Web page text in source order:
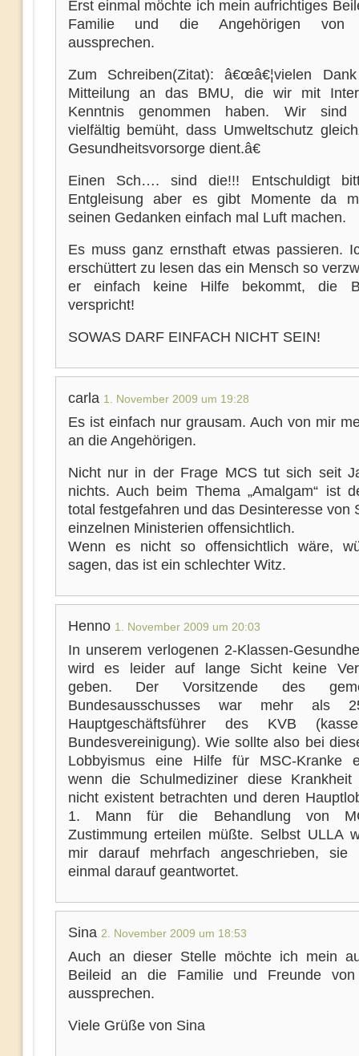
Erst einmal möchte ich mein aufrichtiges
Familie und die Angehörigen von
aussprechen.
Zum Schreiben(Zitat): â€œâ€¦vielen
Mitteilung an das BMU, die wir mit
Kenntnis genommen haben. Wir sind
vielfältig bemüht, dass Umweltschutz
Gesundheitsvorsorge dient.â€
Einen Sch…. sind die!!! Entschuldigt
Entgleisung aber es gibt Momente da
seinen Gedanken einfach mal Luft machen.
Es muss ganz ernsthaft etwas passieren.
erschüttert zu lesen das ein Mensch so
er einfach keine Hilfe bekommt, die
verspricht!
SOWAS DARF EINFACH NICHT SEIN!
carla 1. November 2009 um 19:28
Es ist einfach nur grausam. Auch von mir
an die Angehörigen.
Nicht nur in der Frage MCS tut sich seit
nichts. Auch beim Thema „Amalgam“ ist
total festgefahren und das Desinteresse von
einzelnen Ministerien offensichtlich.
Wenn es nicht so offensichtlich wäre,
sagen, das ist ein schlechter Witz.
Henno 1. November 2009 um 20:03
In unserem verlogenen 2-Klassen-
wird es leider auf lange Sicht keine
geben. Der Vorsitzende des
Bundesausschusses war mehr als
Hauptgeschäftsführer des KVB
Bundesvereinigung). Wie sollte also bei
Lobbyismus eine Hilfe für MSC-Kranke
wenn die Schulmediziner diese
nicht existent betrachten und deren
1. Mann für die Behandlung von
Zustimmung erteilen müßte. Selbst ULLA
mir darauf mehrfach angeschrieben, sie
einmal darauf geantwortet.
Sina 2. November 2009 um 18:53
Auch an dieser Stelle möchte ich mein
Beileid an die Familie und Freunde von
aussprechen.
Viele Grüße von Sina